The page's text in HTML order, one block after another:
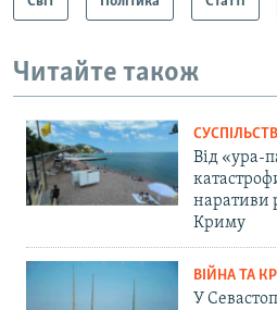
Читайте також
Від «ура-
наративи
Криму
ВІЙНА ТА
У